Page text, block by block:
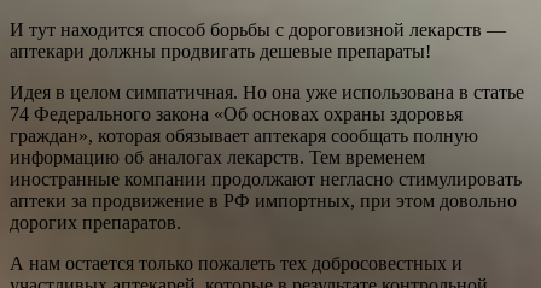
И тут находится способ борьбы с дороговизной лекарств —
аптекари должны продвигать дешевые препараты!
Идея в целом симпатичная. Но она уже использована в статье
74 Федерального закона «Об основах охраны здоровья
граждан», которая обязывает аптекаря сообщать полную
информацию об аналогах лекарств. Тем временем
иностранные компании продолжают негласно стимулировать
аптеки за продвижение в РФ импортных, при этом довольно
дорогих препаратов.
А нам остается только пожалеть тех добросовестных и